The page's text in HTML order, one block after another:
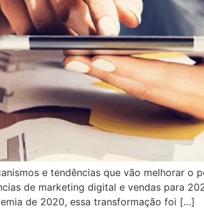
e tendências que vão melhorar o
de marketing digital e vendas para
de 2020, essa transformação foi […]